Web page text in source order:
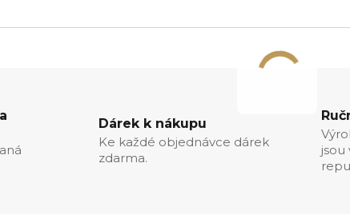
Dárek k nákupu
Ke každé objednávce dárek
zdarma.
jsou